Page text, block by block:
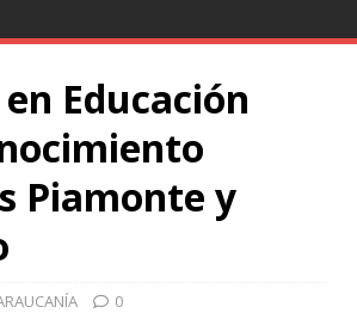
Educación
Piamonte y
0